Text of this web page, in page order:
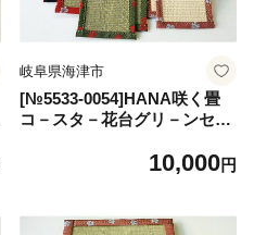
岐阜県海津市
[№5533-0054]HANA咲く畳
コ－スタ－花台グリ－ンセッ
10,000円